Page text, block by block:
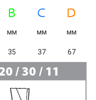
мм мм мм
35 37 67